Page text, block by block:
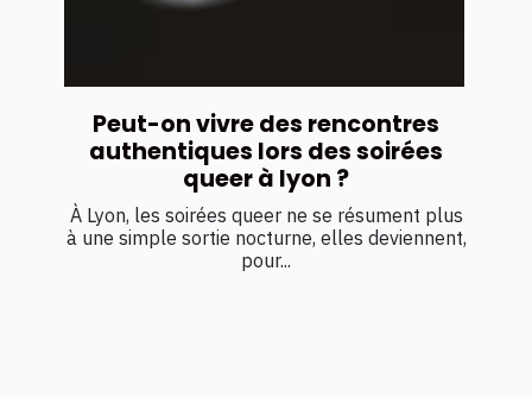
Peut-on vivre des rencontres
authentiques lors des soirées
queer à lyon ?
À Lyon, les soirées queer ne se résument plus
à une simple sortie nocturne, elles deviennent,
pour...